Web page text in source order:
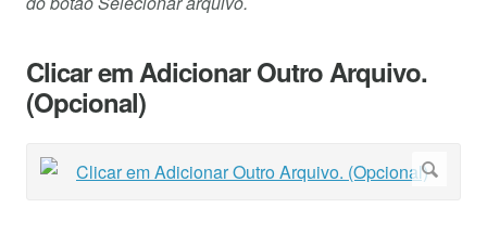
Clicar em Adicionar Outro Arquivo.
(Opcional)